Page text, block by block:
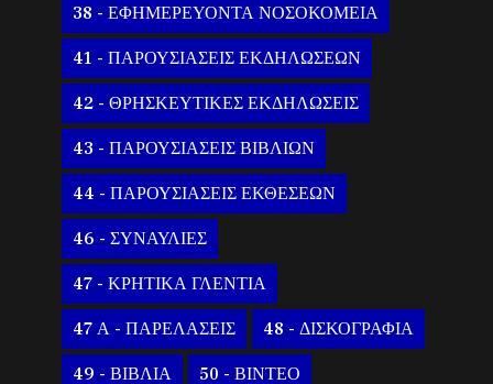
38 - ΕΦΗΜΕΡΕΥΟΝΤΑ ΝΟΣΟΚΟΜΕΙΑ
41 - ΠΑΡΟΥΣΙΑΣΕΙΣ ΕΚΔΗΛΩΣΕΩΝ
42 - ΘΡΗΣΚΕΥΤΙΚΕΣ ΕΚΔΗΛΩΣΕΙΣ
43 - ΠΑΡΟΥΣΙΑΣΕΙΣ ΒΙΒΛΙΩΝ
44 - ΠΑΡΟΥΣΙΑΣΕΙΣ ΕΚΘΕΣΕΩΝ
46 - ΣΥΝΑΥΛΙΕΣ
47 - ΚΡΗΤΙΚΑ ΓΛΕΝΤΙΑ
47 Α - ΠΑΡΕΛΑΣΕΙΣ 48 - ΔΙΣΚΟΓΡΑΦΙΑ
49 - ΒΙΒΛΙΑ 50 - ΒΙΝΤΕΟ